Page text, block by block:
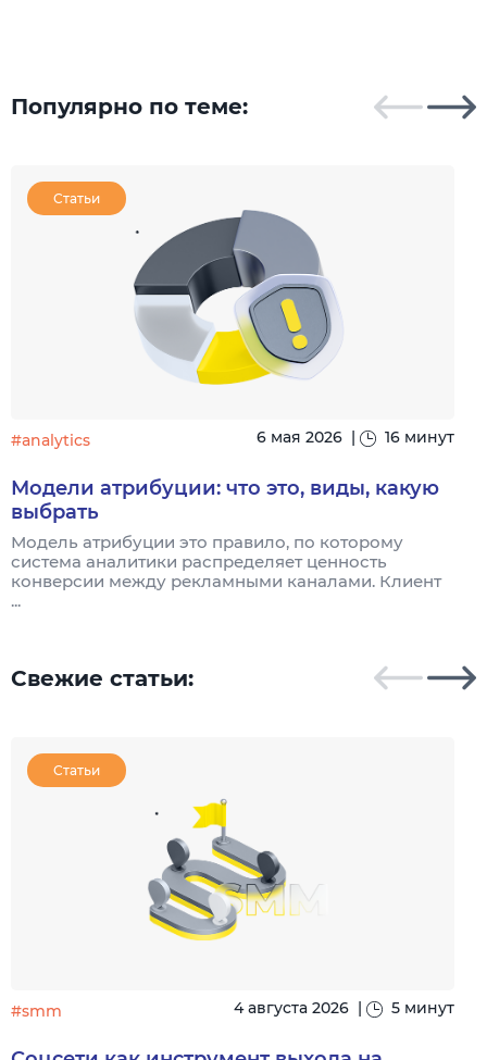
Популярно по теме:
Статьи
#analytics 6 мая 2026 | 16 минут
Модели атрибуции: что это, виды, какую
выбрать
Модель атрибуции это правило, по которому
система аналитики распределяет ценность
конверсии между рекламными каналами. Клиент
...
Свежие статьи:
Статьи
#smm 4 августа 2026 | 5 минут